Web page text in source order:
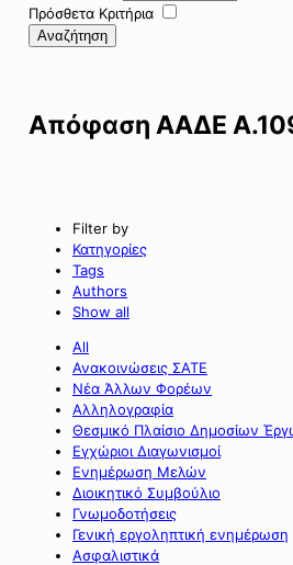
Πρόσθετα Κριτήρια
Αναζήτηση
Απόφαση ΑΑΔΕ
Filter by
Κατηγορίες
Tags
Authors
Show all
All
Ανακοινώσεις ΣΑΤΕ
Νέα Άλλων Φορέων
Αλληλογραφία
Θεσμικό Πλαίσιο Δημοσίων
Εγχώριοι Διαγωνισμοί
Ενημέρωση Μελών
Διοικητικό Συμβούλιο
Γνωμοδοτήσεις
Γενική εργοληπτική ενημέρωση
Ασφαλιστικά